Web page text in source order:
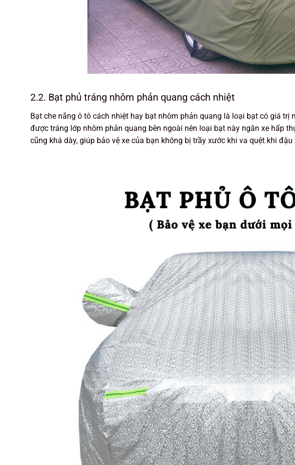
2.2. Bạt phủ tráng nhôm phản quang cách nhiệt
Bạt che nắng ô tô cách nhiệt hay bạt nhôm phản quang là loại bạt có giá trị
được tráng lớp nhôm phản quang bên ngoài nên loại bạt này ngăn xe hấp
cũng khá dày, giúp bảo vệ xe của bạn không bị trầy xước khi va quệt khi đậu